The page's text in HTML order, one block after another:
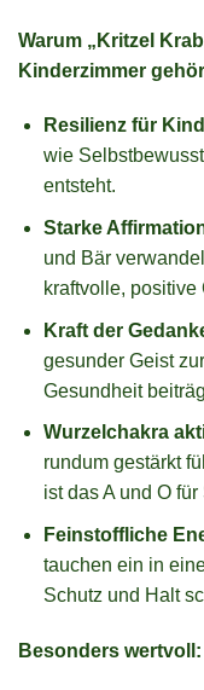
Warum „Kritzel
Kinderzimmer
Resilienz für
wie
entsteht.
Starke
und Bär
kraftvolle, positive
Kraft der
gesunder Geist
Gesundheit
Wurzelchakra
rundum gestärkt
ist das A und O
Feinstoffliche
tauchen ein in
Schutz und Halt
Besonders wertvoll: